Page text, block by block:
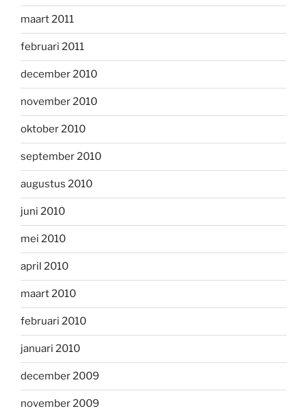
maart 2011
februari 2011
december 2010
november 2010
oktober 2010
september 2010
augustus 2010
juni 2010
mei 2010
april 2010
maart 2010
februari 2010
januari 2010
december 2009
november 2009